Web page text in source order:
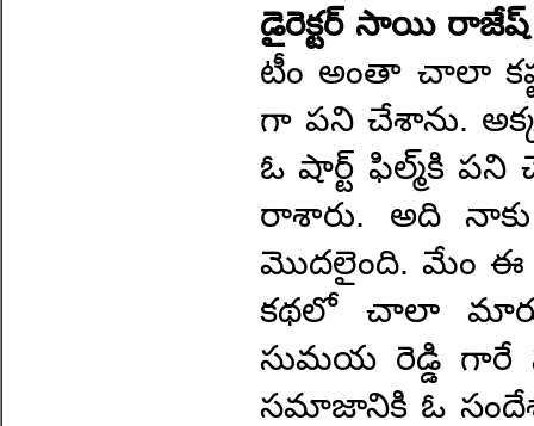
డైరెక్టర్ సాయి
టీం అంతా చాలా
గా పని చేశాను.
ఓ షార్ట్ ఫిల్మ్‌కి
రాశారు. అది
మొదలైంది. మేం ఈ
కథలో చాలా
సుమయ రెడ్డి గారే
సమాజానికి ఓ